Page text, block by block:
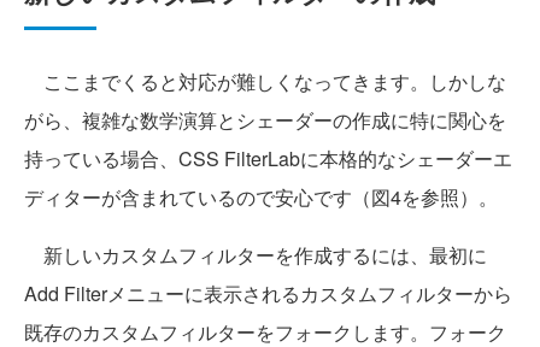
ここまでくると対応が難しくなってきます。しかしな
がら、複雑な数学演算とシェーダーの作成に特に関心を
持っている場合、CSS FilterLabに本格的なシェーダーエ
ディターが含まれているので安心です（図4を参照）。
新しいカスタムフィルターを作成するには、最初に
Add Filterメニューに表示されるカスタムフィルターから
既存のカスタムフィルターをフォークします。フォーク